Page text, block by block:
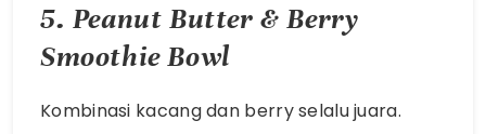
5. Peanut Butter & Berry
Smoothie Bowl
Kombinasi kacang dan berry selalu juara.